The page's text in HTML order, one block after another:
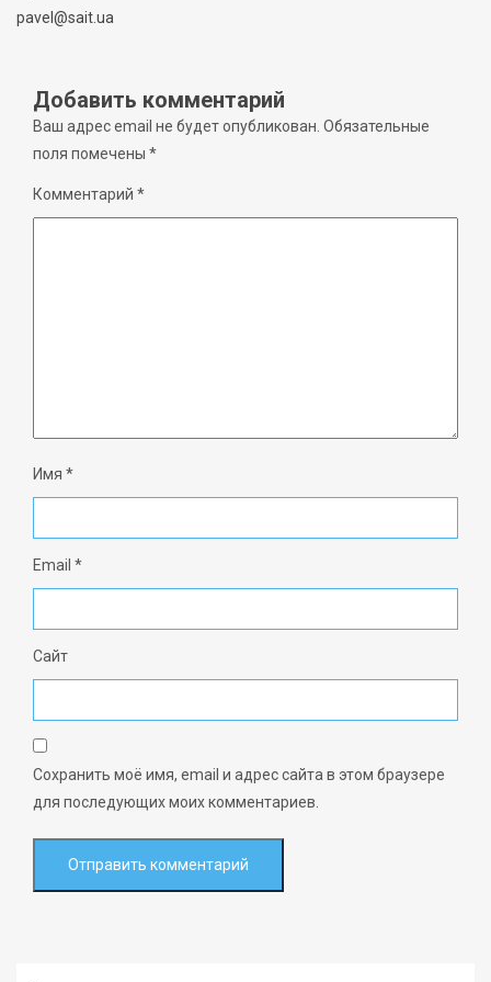
pavel@sait.ua
Добавить комментарий
Ваш адрес email не будет опубликован. Обязательные
поля помечены *
Комментарий *
Имя *
Email *
Сайт
Сохранить моё имя, email и адрес сайта в этом браузере
для последующих моих комментариев.